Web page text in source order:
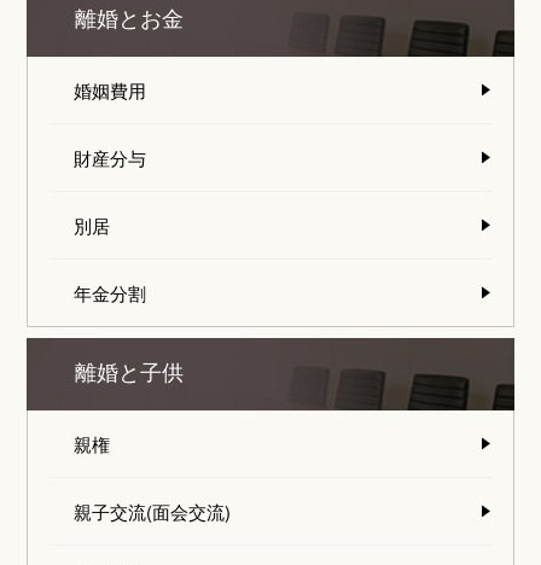
離婚とお金
婚姻費用
財産分与
別居
年金分割
離婚と子供
親権
親子交流(面会交流)